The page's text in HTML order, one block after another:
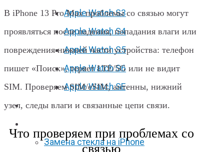
Apple Watch S3
Apple Watch S4
Apple Watch S5
Apple Watch S6
Apple Watch SE
Отзывы
Замена стекла на iPhone
В iPhone 13 Pro Max проблемы со связью могут
проявляться после падения, попадания влаги или
повреждения нижней части устройства: телефон
пишет «Поиск», теряет LTE/5G или не видит
SIM. Проверяем SIM/eSIM, антенны, нижний
узел, следы влаги и связанные цепи связи.
Что проверяем при проблемах со
связью